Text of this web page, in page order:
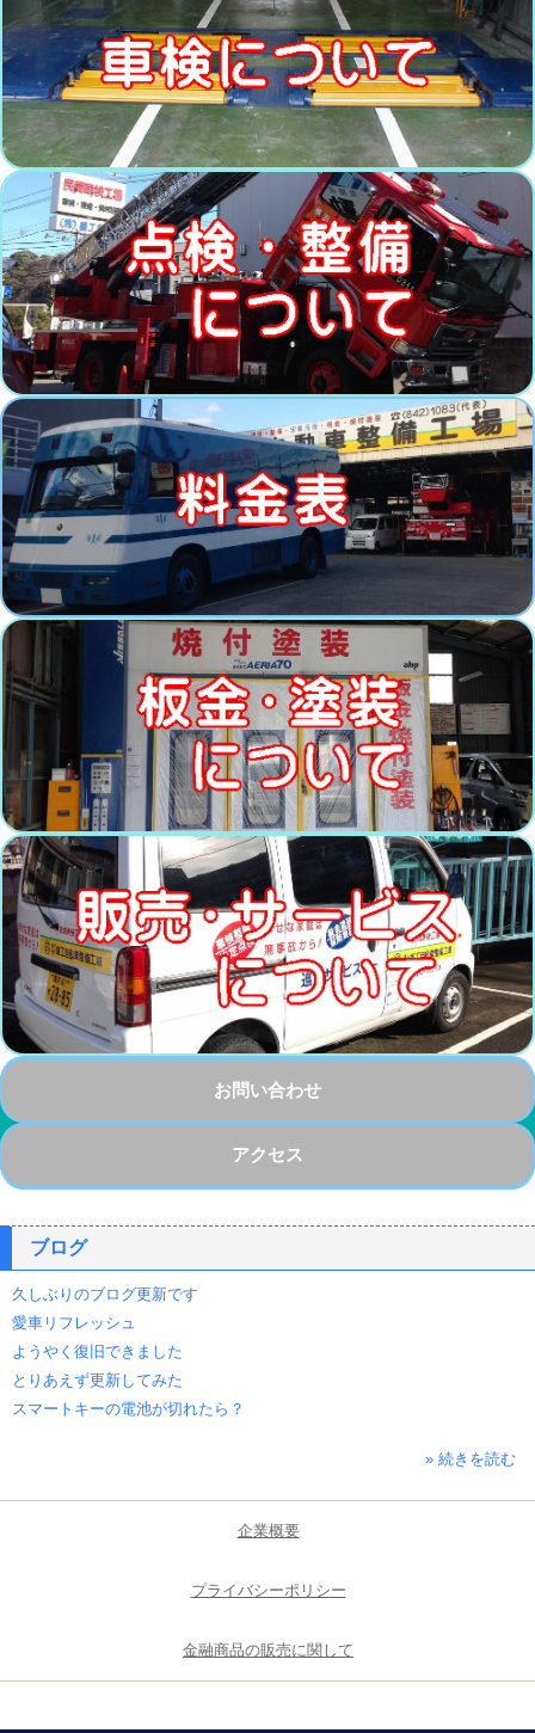
お問い合わせ
アクセス
ブログ
久しぶりのブログ更新です
愛車リフレッシュ
ようやく復旧できました
とりあえず更新してみた
スマートキーの電池が切れたら？
» 続きを読む
企業概要
プライバシーポリシー
金融商品の販売に関して